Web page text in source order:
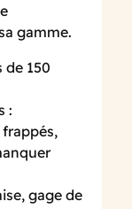
gamme.
de 150
:
gage de